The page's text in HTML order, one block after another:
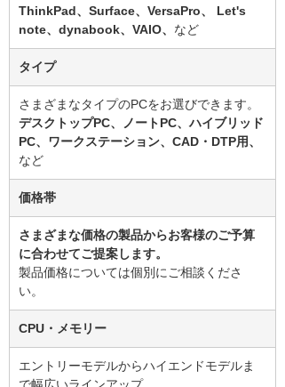
ThinkPad、Surface、VersaPro、 Let's
note、dynabook、VAIO、 など
タイプ
さまざまなタイプのPCをお選びできます。
デスクトップPC、ノートPC、ハイブリッド
PC、ワークステーション、CAD・DTP用、
など
価格帯
さまざまな価格の製品からお客様のご予算
に合わせてご提案します。
製品価格については個別にご相談くださ
い。
CPU・メモリー
エントリーモデルからハイエンドモデルま